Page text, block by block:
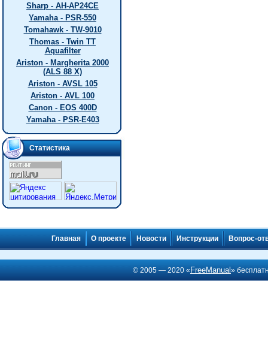
Sharp - AH-AP24CE
Yamaha - PSR-550
Tomahawk - TW-9010
Thomas - Twin TT
Aquafilter
Ariston - Margherita 2000
(ALS 88 X)
Ariston - AVSL 105
Ariston - AVL 100
Canon - EOS 400D
Yamaha - PSR-E403
Статистика
Главная О проекте Новости Инструкции Вопрос-
© 2005 — 2020 « FreeManual»